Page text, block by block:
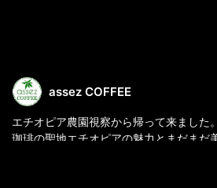
assez COFFEE
エチオピア農園視察から帰って来ました。
珈琲の聖地エチオピアの魅力とまだまだ
出来る伸び代を感じ、沢山の土産話し